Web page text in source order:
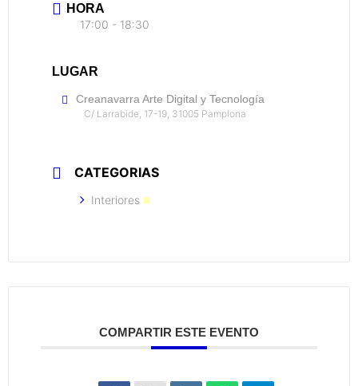
HORA
17:00 - 18:30
LUGAR
Creanavarra Arte Digital y Tecnología
C/ Larrabide, 17-19, 31005 Pamplona
CATEGORIAS
Interiores
COMPARTIR ESTE EVENTO